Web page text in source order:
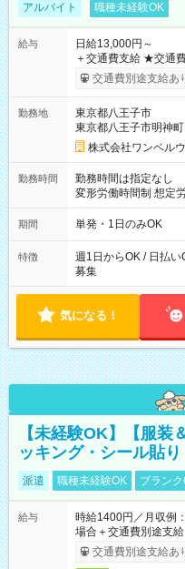
アルバイト 職種未経験OK
給与
日給13,000円～
＋交通費支給 ★交通費全額支給！ ┗案件により規定あり ★日払
いOK！（規定あり）
ンビニATMから 日払い分を
交通費別途支給あ
勤務地
東京都八王子市
東京都八王子市明神
株式会社ワンベル
勤務時間
勤務時間は指定なし
変形労働時間制 想定労働時間160
～21：00
期間 単発・1日のみOK
特徴
週1日からOK / 日払
募集
気になる！
【未経験OK】【服装
ッキング・シール貼り
派遣 職種未経験OK ブラン
給与
時給1400円／月収例
場合＋交通費別途支給
交通費別途支給あ